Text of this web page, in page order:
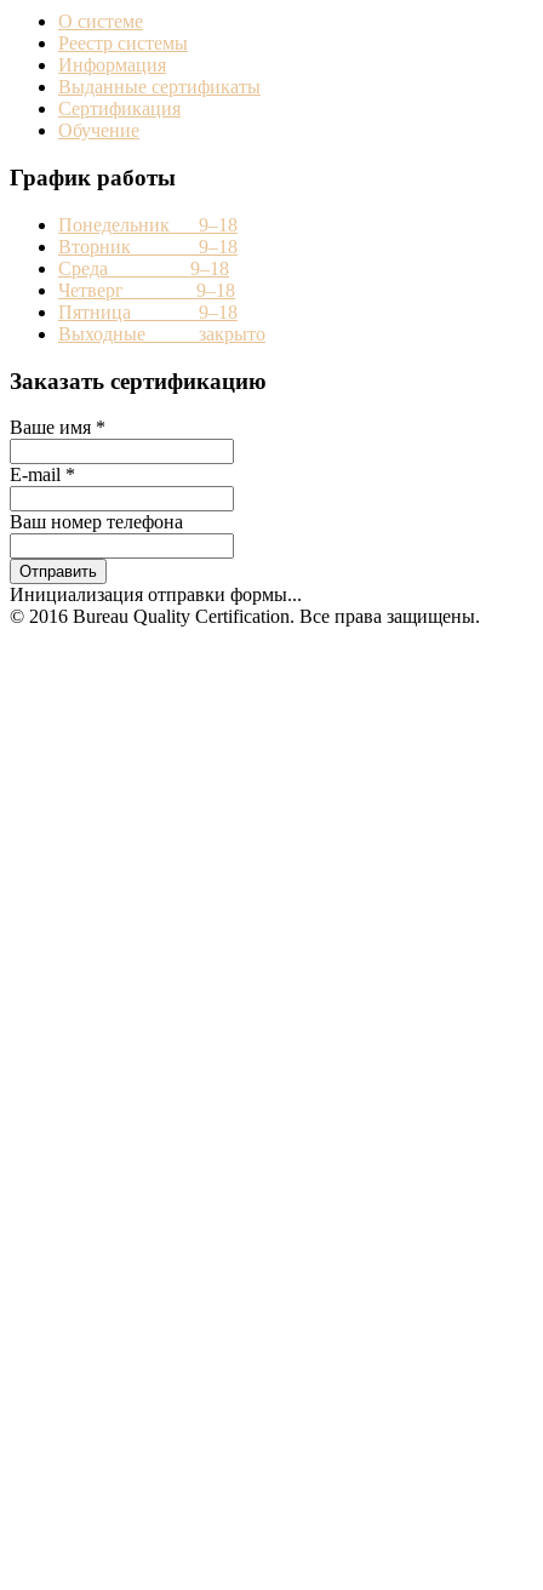
О системе
Реестр системы
Информация
Выданные сертификаты
Сертификация
Обучение
График работы
Понедельник 9–18
Вторник 9–18
Среда 9–18
Четверг 9–18
Пятница 9–18
Выходные закрыто
Заказать сертификацию
Ваше имя *
E-mail *
Ваш номер телефона
Отправить
Инициализация отправки формы...
© 2016 Bureau Quality Certification. Все права защищены.